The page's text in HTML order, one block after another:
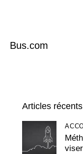
Bus.com
Articles récents